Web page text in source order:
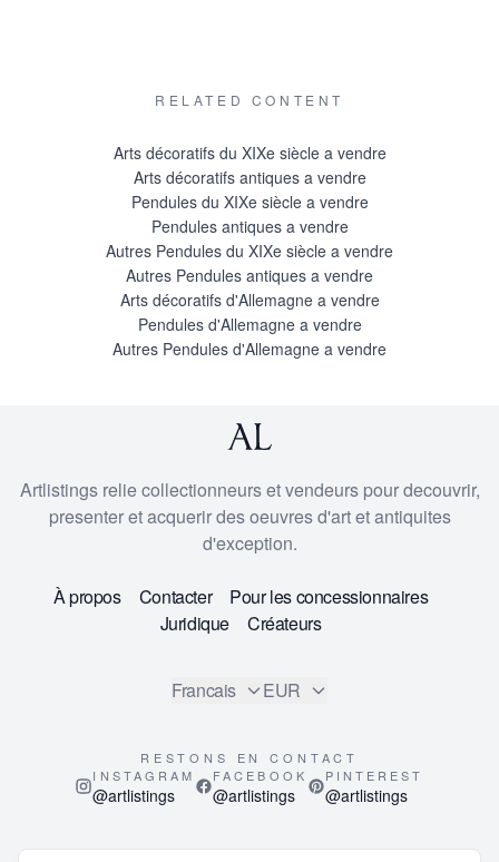
RELATED CONTENT
Arts décoratifs du XIXe siècle a vendre
Arts décoratifs antiques a vendre
Pendules du XIXe siècle a vendre
Pendules antiques a vendre
Autres Pendules du XIXe siècle a vendre
Autres Pendules antiques a vendre
Arts décoratifs d'Allemagne a vendre
Pendules d'Allemagne a vendre
Autres Pendules d'Allemagne a vendre
Artlistings relie collectionneurs et vendeurs pour decouvrir,
presenter et acquerir des oeuvres d'art et antiquites
d'exception.
À propos Contacter
Pour les concessionnaires
Juridique
Créateurs
Francais EUR
RESTONS EN CONTACT
INSTAGRAM
@artlistings
FACEBOOK
@artlistings
PINTEREST
@artlistings
© 2026ArtListings™. All Rights Reserved.